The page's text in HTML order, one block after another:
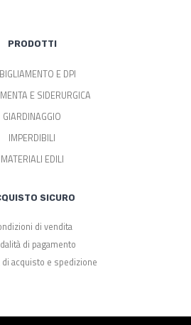
PRODOTTI
E DPI
E SIDERURGICA
GIARDINAGGIO
IMPERDIBILI
MATERIALI EDILI
SICURO
di vendita
di pagamento
di acquisto e spedizione